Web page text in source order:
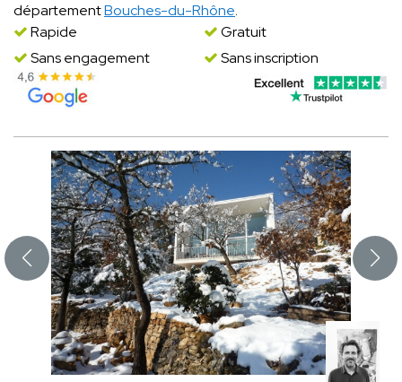
départementBouches-du-Rhône.
Rapide
Gratuit
Sans engagement
Sans inscription